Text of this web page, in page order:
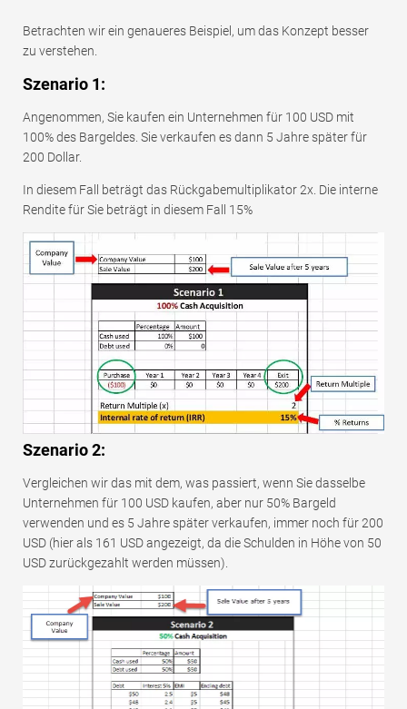
Betrachten wir ein genaueres Beispiel, um das Konzept besser
zu verstehen.
Szenario 1:
Angenommen, Sie kaufen ein Unternehmen für 100 USD mit
100% des Bargeldes. Sie verkaufen es dann 5 Jahre später für
200 Dollar.
In diesem Fall beträgt das Rückgabemultiplikator 2x. Die interne
Rendite für Sie beträgt in diesem Fall 15%
Szenario 2:
Vergleichen wir das mit dem, was passiert, wenn Sie dasselbe
Unternehmen für 100 USD kaufen, aber nur 50% Bargeld
verwenden und es 5 Jahre später verkaufen, immer noch für 200
USD (hier als 161 USD angezeigt, da die Schulden in Höhe von 50
USD zurückgezahlt werden müssen).